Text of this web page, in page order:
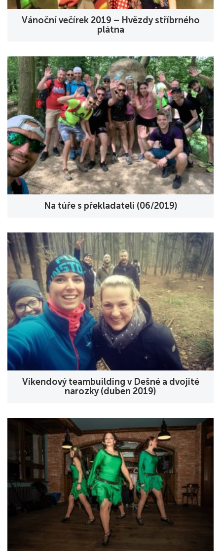
Vánoční večírek 2019 – Hvězdy stříbrného
plátna
Na túře s překladateli (06/2019)
Víkendový teambuilding v Dešné a dvojité
narozky (duben 2019)